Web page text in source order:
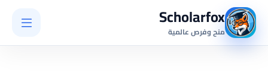
Scholarfox
منح وفرص عالمية